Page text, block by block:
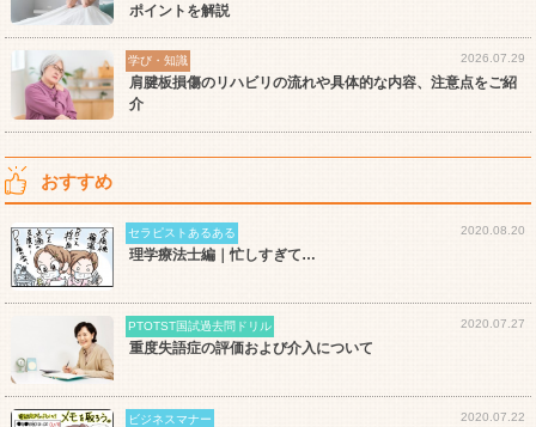
ポイントを解説
学び・知識 2026.07.29
肩腱板損傷のリハビリの流れや具体的な内容、注意点をご紹
介
おすすめ
セラピストあるある 2020.08.20
理学療法士編｜忙しすぎて…
PTOTST国試過去問ドリル 2020.07.27
重度失語症の評価および介入について
ビジネスマナー 2020.07.22